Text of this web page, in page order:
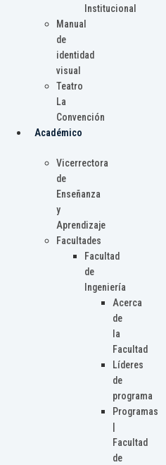
Institucional
Manual
de
identidad
visual
Teatro
La
Convención
Académico
Vicerrectora
de
Enseñanza
y
Aprendizaje
Facultades
Facultad
de
Ingeniería
Acerca
de
la
Facultad
Líderes
de
programa
Programas
Facultad
de